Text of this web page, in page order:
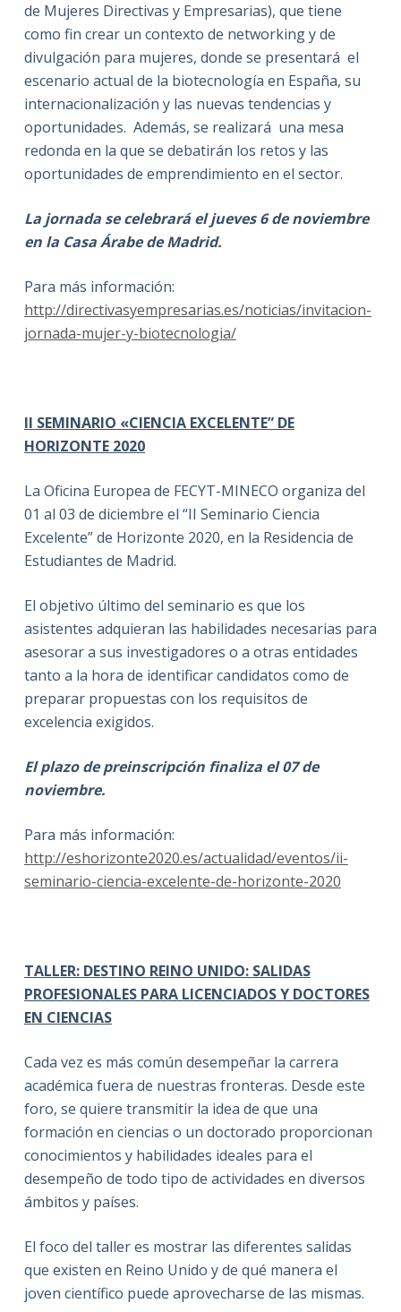
de Mujeres Directivas y Empresarias), que tiene
como fin crear un contexto de networking y de
divulgación para mujeres, donde se presentará el
escenario actual de la biotecnología en España, su
internacionalización y las nuevas tendencias y
oportunidades. Además, se realizará una mesa
redonda en la que se debatirán los retos y las
oportunidades de emprendimiento en el sector.
La jornada se celebrará el jueves 6 de noviembre
en la Casa Árabe de Madrid.
Para más información:
http://directivasyempresarias.es/noticias/invitacion-
jornada-mujer-y-biotecnologia/
II SEMINARIO «CIENCIA EXCELENTE” DE
HORIZONTE 2020
La Oficina Europea de FECYT-MINECO organiza del
01 al 03 de diciembre el “II Seminario Ciencia
Excelente” de Horizonte 2020, en la Residencia de
Estudiantes de Madrid.
El objetivo último del seminario es que los
asistentes adquieran las habilidades necesarias para
asesorar a sus investigadores o a otras entidades
tanto a la hora de identificar candidatos como de
preparar propuestas con los requisitos de
excelencia exigidos.
El plazo de preinscripción finaliza el 07 de
noviembre.
Para más información:
http://eshorizonte2020.es/actualidad/eventos/ii-
seminario-ciencia-excelente-de-horizonte-2020
TALLER: DESTINO REINO UNIDO: SALIDAS
PROFESIONALES PARA LICENCIADOS Y DOCTORES
EN CIENCIAS
Cada vez es más común desempeñar la carrera
académica fuera de nuestras fronteras. Desde este
foro, se quiere transmitir la idea de que una
formación en ciencias o un doctorado proporcionan
conocimientos y habilidades ideales para el
desempeño de todo tipo de actividades en diversos
ámbitos y países.
El foco del taller es mostrar las diferentes salidas
que existen en Reino Unido y de qué manera el
joven científico puede aprovecharse de las mismas.